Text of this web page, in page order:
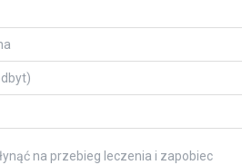
na przebieg leczenia i zapobiec